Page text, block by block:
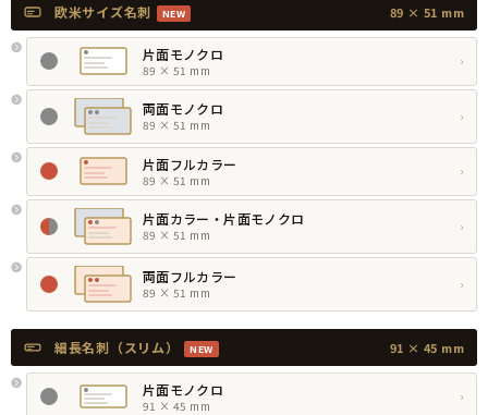
欧米サイズ名刺 NEW 89 × 51 mm
片面モノクロ
89 × 51 mm
›
両面モノクロ
89 × 51 mm
›
片面フルカラー
89 × 51 mm
›
片面カラー・片面モノクロ
89 × 51 mm
›
両面フルカラー
89 × 51 mm
›
細長名刺（スリム） NEW 91 × 45 mm
片面モノクロ
91 × 45 mm
›